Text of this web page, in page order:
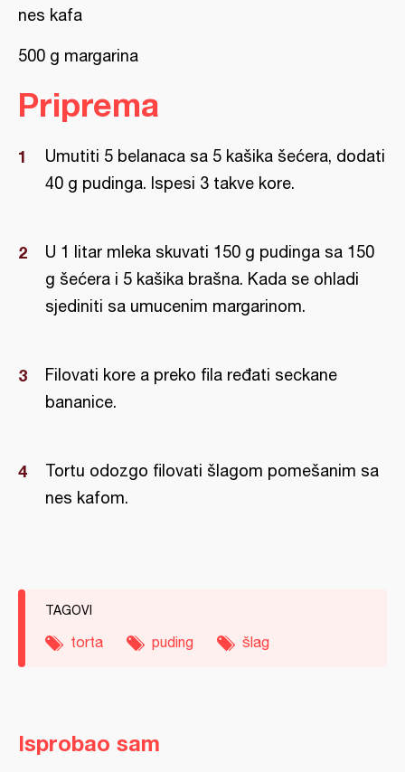
nes kafa
500 g margarina
Priprema
Umutiti 5 belanaca sa 5 kašika šećera, dodati
40 g pudinga. Ispesi 3 takve kore.
U 1 litar mleka skuvati 150 g pudinga sa 150
g šećera i 5 kašika brašna. Kada se ohladi
sjediniti sa umucenim margarinom.
Filovati kore a preko fila ređati seckane
bananice.
Tortu odozgo filovati šlagom pomešanim sa
nes kafom.
TAGOVI
torta puding šlag
Isprobao sam